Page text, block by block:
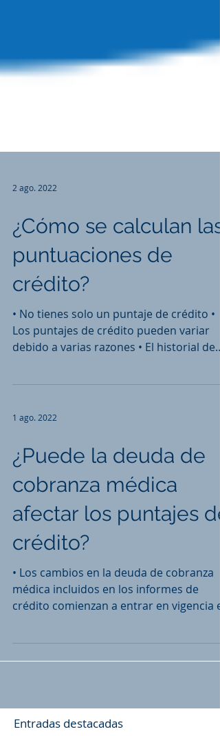
2 ago. 2022
¿Cómo se calculan las
puntuaciones de
crédito?
• No tienes solo un puntaje de crédito •
debido a varias razones • El historial de
1 ago. 2022
¿Puede la deuda de
cobranza médica
afectar los puntajes de
crédito?
• Los cambios en la deuda de cobranza
crédito comienzan a entrar en vigencia el